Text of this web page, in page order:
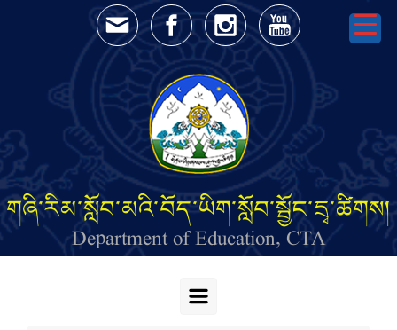
Skip to main content
གཞི་རིམ་སློབ་མའི་བོད་ཡིག་སློབ་སྦྱོང་དྲྭ་ཚིགས།
Department of Education, CTA